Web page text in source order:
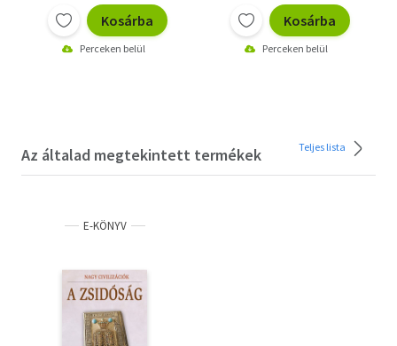
Kosárba
Perceken belül
Kosárba
Perceken belül
Az általad megtekintett termékek Teljes lista
E-KÖNYV